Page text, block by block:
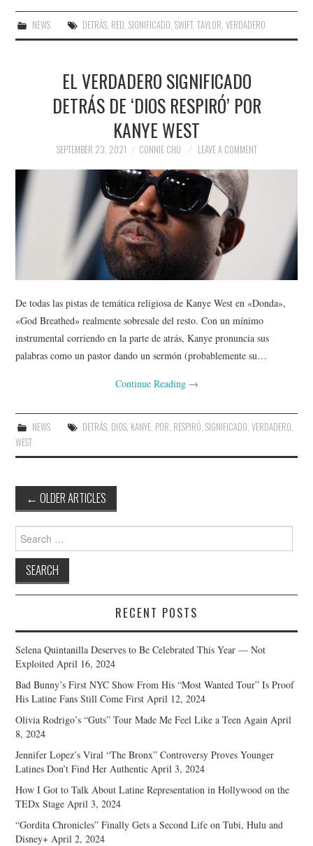
NEWS DETRÁS, RED, SIGNIFICADO, SWIFT, TAYLOR, VERDADERO
EL VERDADERO SIGNIFICADO
DETRÁS DE ‘DIOS RESPIRÓ’ POR
KANYE WEST
SEPTEMBER 23, 2021 CONNIE CHU LEAVE A COMMENT
De todas las pistas de temática religiosa de Kanye West en «Donda»,
«God Breathed» realmente sobresale del resto. Con un mínimo
instrumental corriendo en la parte de atrás, Kanye pronuncia sus
palabras como un pastor dando un sermón (probablemente su…
Continue Reading →
NEWS DETRÁS, DIOS, KANYE, POR, RESPIRÓ, SIGNIFICADO, VERDADERO,
WEST
Post
navigation
← OLDER ARTICLES
Search
for:
RECENT POSTS
Selena Quintanilla Deserves to Be Celebrated This Year — Not
Exploited April 16, 2024
Bad Bunny’s First NYC Show From His “Most Wanted Tour” Is Proof
His Latine Fans Still Come First April 12, 2024
Olivia Rodrigo’s “Guts” Tour Made Me Feel Like a Teen Again April
8, 2024
Jennifer Lopez’s Viral “The Bronx” Controversy Proves Younger
Latines Don’t Find Her Authentic April 3, 2024
How I Got to Talk About Latine Representation in Hollywood on the
TEDx Stage April 3, 2024
“Gordita Chronicles” Finally Gets a Second Life on Tubi, Hulu and
Disney+ April 2, 2024